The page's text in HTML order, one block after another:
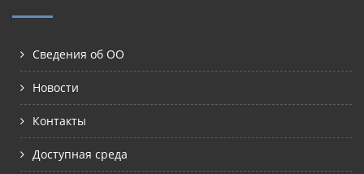
Сведения об ОО
Новости
Контакты
Доступная среда